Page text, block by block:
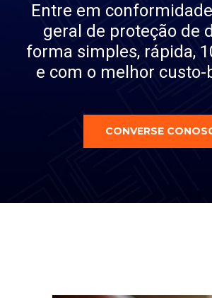
Entre em
geral de proteção de
forma simples, rápida,
e com o melhor
CONVERSE